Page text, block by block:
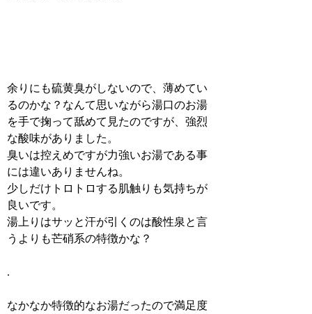
余りにも硫黄臭がしないので、薄めてい
るのかな？なんて思いながら湯口のお湯
を手で掬って舐めて見たのですが、強烈
な酸味がありました。
臭いは控えめですが力強いお湯である事
には違いありませんね。
少しだけトロトロする肌触りも気持ちが
良いです。
湯上りはサッと汗が引くのは酸性泉と言
うよりも芒硝系の特徴かな？
.
なかなか特徴的なお湯だったので満足度